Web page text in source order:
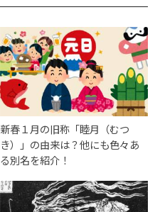
新春１月の旧称「睦月（むつ
き）」の由来は？他にも色々あ
る別名を紹介！